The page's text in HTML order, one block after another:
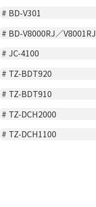
# BD-V301
# BD-V8000RJ／V8001RJ
# JC-4100
# TZ-BDT920
# TZ-BDT910
# TZ-DCH2000
# TZ-DCH1100